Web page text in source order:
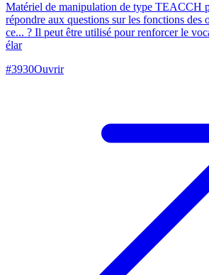
Matériel de manipulation de type TEACCH
répondre aux questions sur les fonctions des
ce... ? Il peut être utilisé pour renforcer le
élar
#3930Ouvrir